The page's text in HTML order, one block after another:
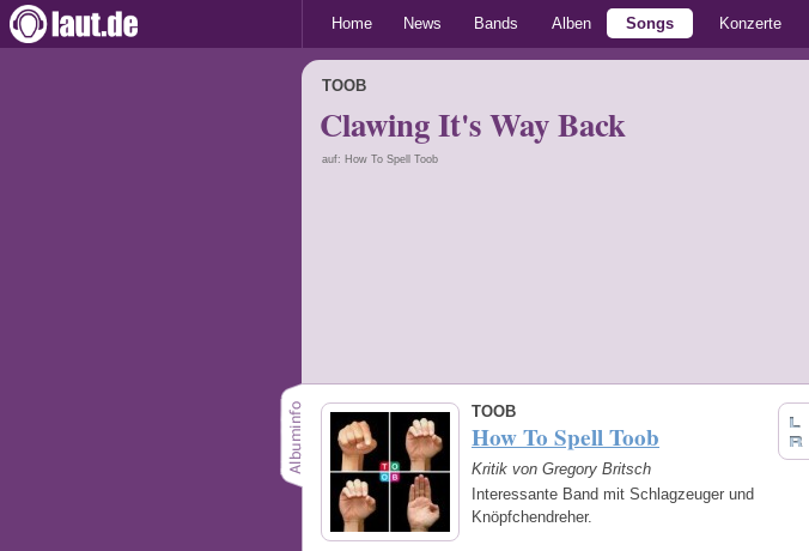
Home News Bands Alben Songs Konzerte
TOOB
Clawing It's Way Back
auf: How To Spell Toob
TOOB
How To Spell Toob
Kritik von Gregory Britsch
Interessante Band mit Schlagzeuger und
Knöpfchendreher.